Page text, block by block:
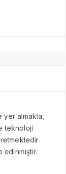
almakta,
teknoloji
edinmiştir.